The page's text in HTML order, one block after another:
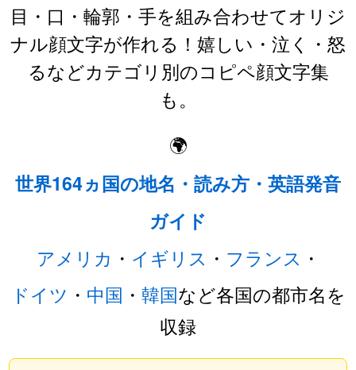
目・口・輪郭・手を組み合わせてオリジ
ナル顔文字が作れる！嬉しい・泣く・怒
るなどカテゴリ別のコピペ顔文字集
も。
🌍
世界164ヵ国の地名・読み方・英語発音
ガイド
アメリカ ・ イギリス ・ フランス ・
ドイツ ・ 中国 ・ 韓国など各国の都市名を
収録